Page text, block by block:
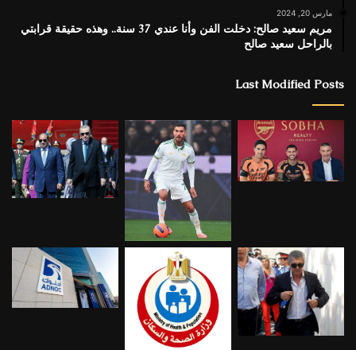
مارس 20, 2024
مريم سعيد صالح: دخلت الفن وأنا عندي 37 سنة.. وهذه حقيقة قرابتي
بالراحل سعيد صالح
Last Modified Posts